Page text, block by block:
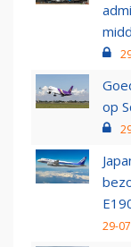
op
29-